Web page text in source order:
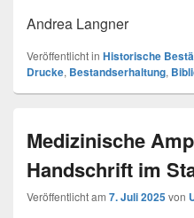
Andrea Langner
Veröffentlicht in Historische
Drucke, Bestandserhaltung,
Medizinische
Handschrift im
Veröffentlicht am 7. Juli 2025von